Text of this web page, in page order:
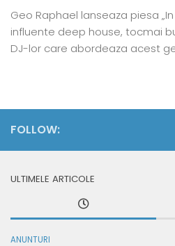
Geo Raphael lanseaza piesa
influente deep house, tocmai
DJ-lor care abordeaza acest
FOLLOW:
ULTIMELE ARTICOLE
ANUNTURI